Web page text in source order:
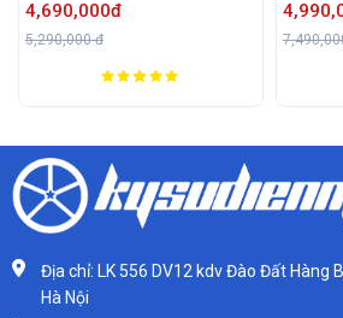
đ
4,990,000đ
7,490,000 đ
Địa chỉ: LK 556 DV12 kdv Đào Đất Hàng
Hà Nội